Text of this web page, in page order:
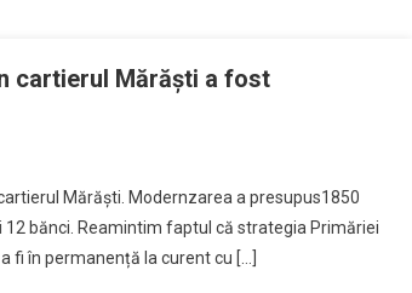
cartierul Mărăști a fost
Mărăști. Modernzarea a presupus1850
bănci. Reamintim faptul că strategia Primăriei
fi în permanență la curent cu […]